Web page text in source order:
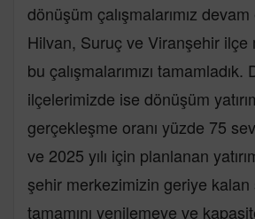
dönüşüm çalışmalarımız
Hilvan, Suruç ve Viranşehir ilçe
bu çalışmalarımızı tamamladık.
ilçelerimizde ise dönüşüm
gerçekleşme oranı yüzde 75
ve 2025 yılı için planlanan
şehir merkezimizin geriye
tamamını yenilemeye ve